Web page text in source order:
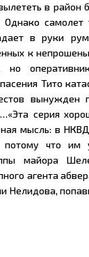
в район
Однако
в руки
к
но
Тито
вынужден
серия
мысль: в
потому что им
майора
агента
Нелидова,